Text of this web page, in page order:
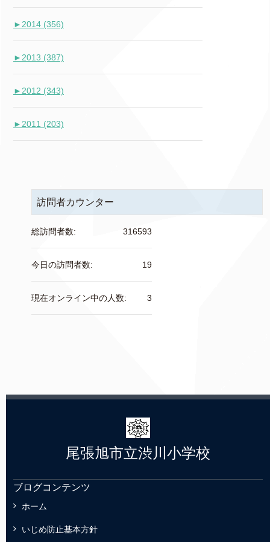
► 2014 (356)
► 2013 (387)
► 2012 (343)
► 2011 (203)
訪問者カウンター
316593
総訪問者数:
19
今日の訪問者数:
3
現在オンライン中の人数:
尾張旭市立渋川小学校
ブログコンテンツ
ホーム
いじめ防止基本方針